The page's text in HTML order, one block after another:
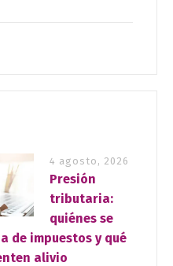
4 agosto, 2026
Presión
tributaria:
quiénes se
de impuestos y qué
alivio